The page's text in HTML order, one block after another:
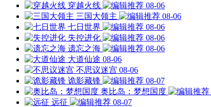
穿越火线
08-06
三国大领主
08-06
七日世界
08-06
失控进化
08-06
遗忘之海
08-06
大道仙途 08-06
不思议迷宫 08-06
诡影藏锋
08-07
奥比岛：梦想国度
远征
08-07